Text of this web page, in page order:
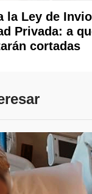
la Ley de
Privada: a
cortadas